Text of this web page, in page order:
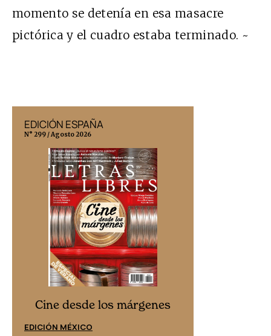
momento se detenía en esa masacre
pictórica y el cuadro estaba terminado. ~
EDICIÓN ESPAÑA
N° 299 / Agosto 2026
Cine desde los márgenes
EDICIÓN MÉXICO